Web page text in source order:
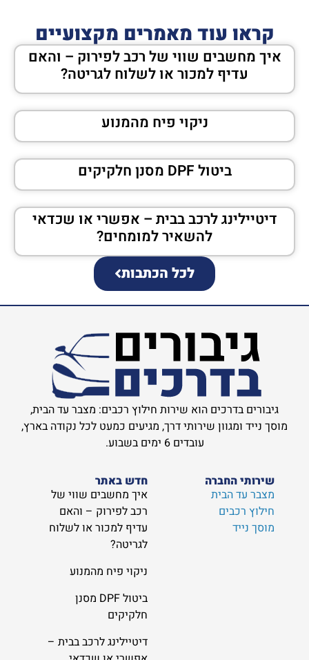
קראו עוד מאמרים מקצועיים
איך מחשבים שווי של רכב לפירוק – והאם
עדיף למכור או לשלוח לגריטה?
ניקוי פיח מהמנוע
ביטול DPF מסנן חלקיקים
דיטיילינג לרכב בבית – אפשרי או שכדאי
להשאיר למומחים?
לכל הכתבות
גיבורים בדרכים הוא שירות חילוץ רכבים: מצבר עד הבית,
מוסך נייד ומגוון שירותי דרך, מגיעים כמעט לכל נקודה בארץ,
עובדים 6 ימים בשבוע.
שירותי החברה
מצבר עד הבית
חילוץ רכבים
מוסך נייד
חדש באתר
איך מחשבים שווי של
רכב לפירוק – והאם
עדיף למכור או לשלוח
לגריטה?
ניקוי פיח מהמנוע
ביטול DPF מסנן
חלקיקים
דיטיילינג לרכב בבית –